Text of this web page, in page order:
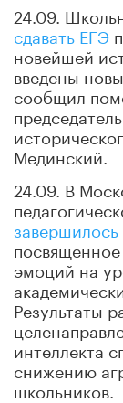
24.09.
сдавать ЕГЭ
новейшей
введены
сообщил
Мединский.
24.09. В
завершилось
эмоций на
Результаты
интеллекта
снижению
школьников.